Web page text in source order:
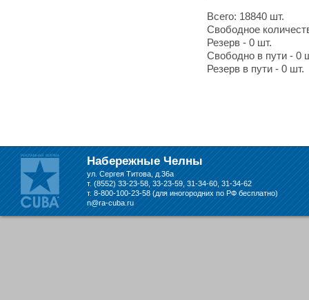
Всего: 18840 шт.
Свободное
Резерв - 0 шт.
Свободно в пути - 0
Резерв в пути - 0 шт.
Набережные Челны
ул. Сергея Титова, д.36а
т. (8552) 33-23-58, 33-23-59, 31-34-60, 31-34-62
т. 8-800-100-23-58 (для иногородних по РФ бесплатно)
n@ra-cuba.ru